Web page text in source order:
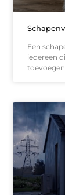
Een
iedereen